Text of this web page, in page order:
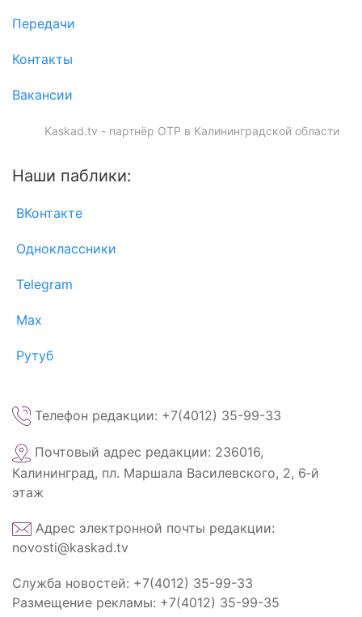
Передачи
Контакты
Вакансии
Kaskad.tv - партнёр ОТР в Калининградской области
Наши паблики:
ВКонтакте
Одноклассники
Telegram
Max
Рутуб
Телефон редакции: +7(4012) 35-99-33
Почтовый адрес редакции: 236016,
Калининград, пл. Маршала Василевского, 2, 6‑й
этаж
Адрес электронной почты редакции:
novosti@kaskad.tv
Служба новостей: +7(4012) 35-99-33
Размещение рекламы: +7(4012) 35-99-35